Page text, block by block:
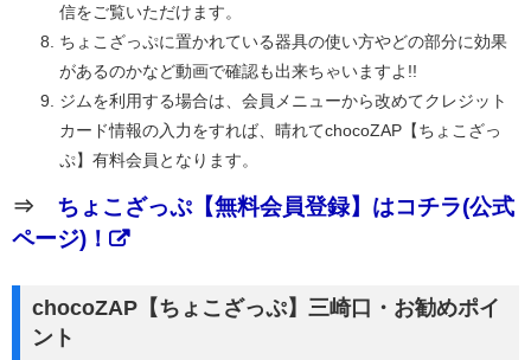
信をご覧いただけます。
ちょこざっぷに置かれている器具の使い方やどの部分に効果
があるのかなど動画で確認も出来ちゃいますよ!!
ジムを利用する場合は、会員メニューから改めてクレジット
カード情報の入力をすれば、晴れてchocoZAP【ちょこざっ
ぷ】有料会員となります。
⇒ ちょこざっぷ【無料会員登録】はコチラ(公式
ページ)！
chocoZAP【ちょこざっぷ】三崎口・お勧めポイ
ント